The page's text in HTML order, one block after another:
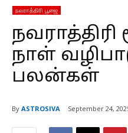
நவராத்திரி பூஜை
நாள்
பலன்கள்
By ASTROSIVA September 24,